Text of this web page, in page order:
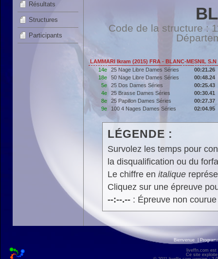
Résultats
Structures
Participants
Code de la structure :
LAMMARI Ikram (2015) FRA - BLANC-MESNIL S.N
14e
25 Nage Libre Dames Séries
00:21.26
18e
50 Nage Libre Dames Séries
00:48.24
5e
25 Dos Dames Séries
00:25.43
4e
25 Brasse Dames Séries
00:30.41
8e
25 Papillon Dames Séries
00:27.37
9e
100 4 Nages Dames Séries 02:04.95
LÉGENDE :
Survolez les temps pour
la disqualification ou du
Le chiffre en italique
Cliquez sur une épreuve
--:--.--: Épreuve non
Bienvenue
liveffn.com est
Ce site